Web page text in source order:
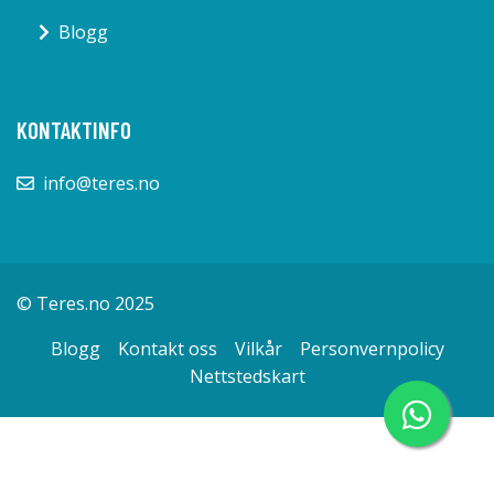
Blogg
KONTAKTINFO
info@teres.no
© Teres.no 2025
Blogg
Kontakt oss Vilkår
Personvernpolicy
Nettstedskart